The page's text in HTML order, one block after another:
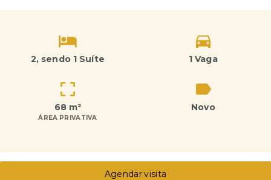
2, sendo 1 Suíte 1 Vaga
68 m²
ÁREA PRIVATIVA
Novo
Agendar visita